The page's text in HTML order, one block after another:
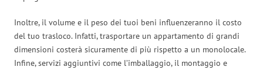
Inoltre, il volume e il peso dei tuoi beni influenzeranno il costo
del tuo trasloco. Infatti, trasportare un appartamento di grandi
dimensioni costerà sicuramente di più rispetto a un monolocale.
Infine, servizi aggiuntivi come l’imballaggio, il montaggio e